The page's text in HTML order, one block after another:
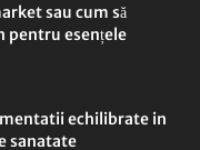
sau cum să
pentru esențele
echilibrate in
sanatate